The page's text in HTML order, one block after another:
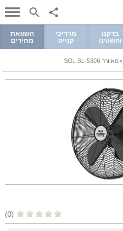
בדקנו
והשווינו
מדריכי
קנייה
השוואת
מחירים
>מאוורר SOL SL-5306
(0)